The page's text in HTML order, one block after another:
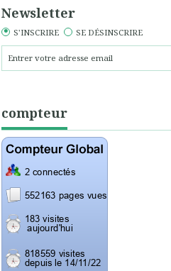
Newsletter
S'INSCRIRE SE DÉSINSCRIRE
compteur